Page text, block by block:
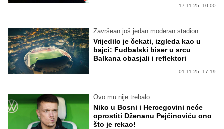
17.11.25. 10:00
Završean još jedan moderan stadion
Vrijedilo je čekati, izgleda kao u
bajci: Fudbalski biser u srcu
Balkana obasjali i reflektori
01.11.25. 17:19
Ovo mu nije trebalo
Niko u Bosni i Hercegovini neće
oprostiti Dženanu Pejčinoviću ono
što je rekao!